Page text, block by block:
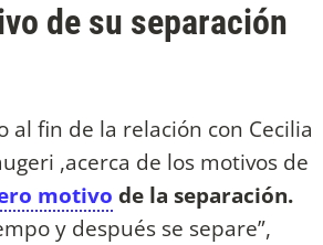
de su separación
fin de la relación con Cecilia
,acerca de los motivos de
motivo de la separación.
y después se separe”,